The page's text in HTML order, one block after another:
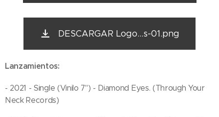
DESCARGAR Logo...s-01.png
Lanzamientos:
- 2021 - Single (Vinilo 7") - Diamond Eyes. (Through Your
Neck Records)